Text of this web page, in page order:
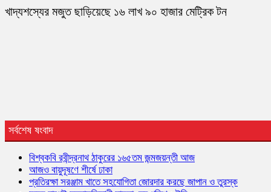
খাদ্যশস্যের মজুত ছাড়িয়েছে ১৬ লাখ ৯০ হাজার মেট্রিক টন
সর্বশেষ ষংবাদ
বিশ্বকবি রবীন্দ্রনাথ ঠাকুরের ১৬৫তম জন্মজয়ন্তী আজ
আজও বায়ুদূষণে শীর্ষে ঢাকা
প্রতিরক্ষা সরঞ্জাম খাতে সহযোগিতা জোরদার করছে জাপান ও তুরস্ক